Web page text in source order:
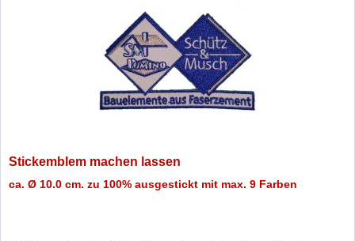
Stickemblem machen lassen
ca. Ø 10.0 cm. zu 100% ausgestickt mit max. 9 Farben